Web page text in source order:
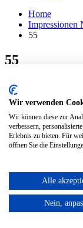
Home
Impressionen
55
55
© 2020 Huber
Kontakt
AGB
Datenschutz
Wir verwenden
Wir können diese zur
verbessern,
Erlebnis zu bieten. Für
öffnen Sie die
Alle
Nein,